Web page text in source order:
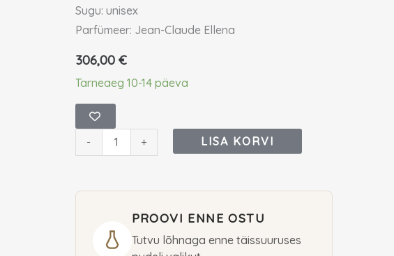
Sugu: unisex
Parfümeer: Jean-Claude Ellena
306,00 €
Tarneaeg 10-14 päeva
-
Frederic
Malle
Heaven
Can
Wait
De
+ LISA KORVI
PROOVI ENNE OSTU
Tutvu lõhnaga enne täissuuruses